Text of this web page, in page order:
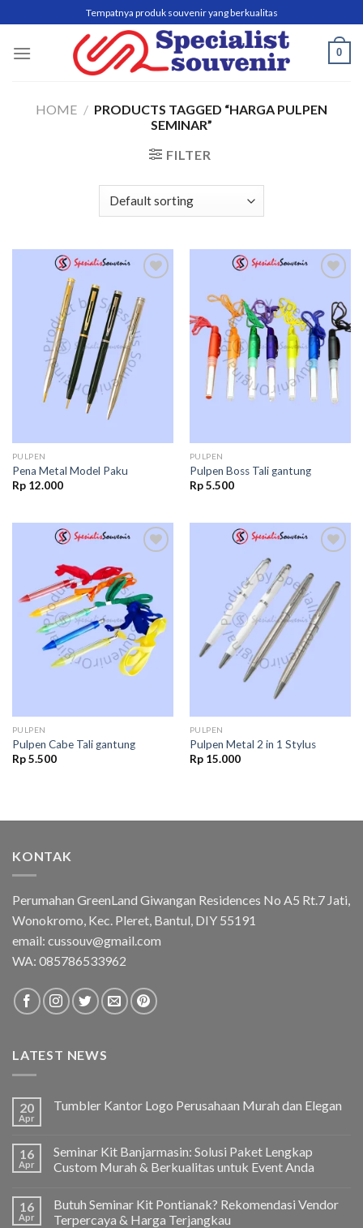
to
content
Tempatnya produk souvenir yang berkualitas
0
HOME / PRODUCTS TAGGED “HARGA PULPEN
SEMINAR”
FILTER
Add to
wishlist
PULPEN
Pena Metal Model Paku
Rp12.000
Add to
wishlist
PULPEN
Pulpen Boss Tali gantung
Rp5.500
Add to
wishlist
PULPEN
Pulpen Cabe Tali gantung
Rp5.500
Add to
wishlist
PULPEN
Pulpen Metal 2 in 1 Stylus
Rp15.000
KONTAK
Perumahan GreenLand Giwangan Residences No A5 Rt.7 Jati,
Wonokromo, Kec. Pleret, Bantul, DIY 55191
email: cussouv@gmail.com
WA: 085786533962
LATEST NEWS
20
Apr
Tumbler Kantor Logo Perusahaan Murah dan Elegan
16
Apr
Seminar Kit Banjarmasin: Solusi Paket Lengkap
Custom Murah & Berkualitas untuk Event Anda
16
Apr
Butuh Seminar Kit Pontianak? Rekomendasi Vendor
Terpercaya & Harga Terjangkau